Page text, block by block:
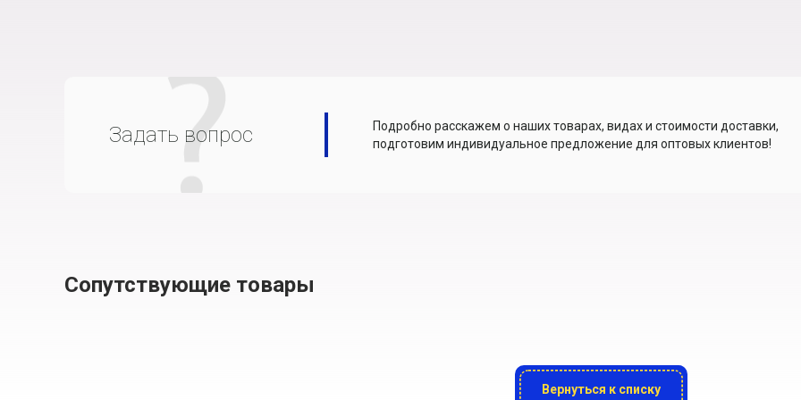
Задать вопрос
Подробно расскажем о наших товарах, видах и стоимости доставки,
подготовим индивидуальное предложение для оптовых клиентов!
Сопутствующие товары
Вернуться к списку